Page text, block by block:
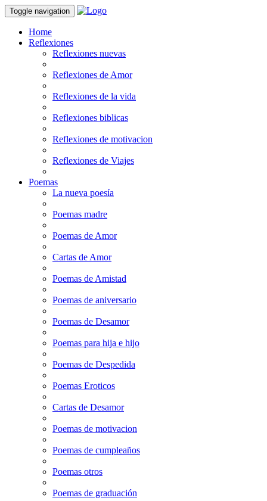
Toggle navigation
Home
Reflexiones
Reflexiones nuevas
Reflexiones de Amor
Reflexiones de la vida
Reflexiones biblicas
Reflexiones de motivacion
Reflexiones de Viajes
Poemas
La nueva poesía
Poemas madre
Poemas de Amor
Cartas de Amor
Poemas de Amistad
Poemas de aniversario
Poemas de Desamor
Poemas para hija e hijo
Poemas de Despedida
Poemas Eroticos
Cartas de Desamor
Poemas de motivacion
Poemas de cumpleaños
Poemas otros
Poemas de graduación